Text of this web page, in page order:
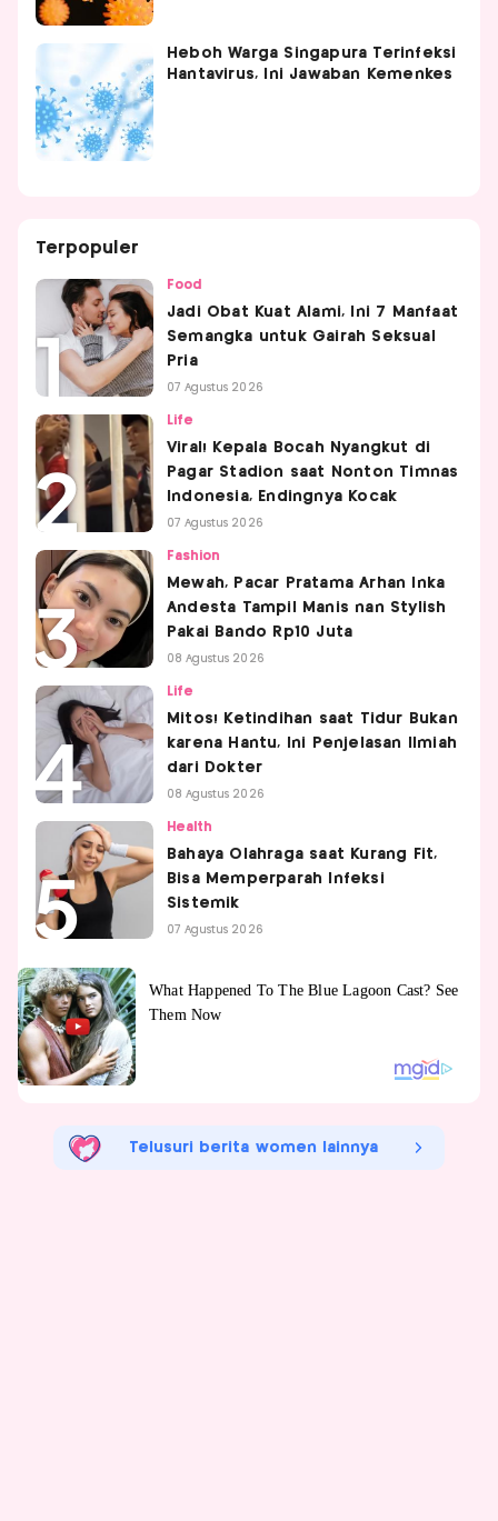
Heboh Warga Singapura Terinfeksi
Hantavirus, Ini Jawaban Kemenkes
Terpopuler
Food
Jadi Obat Kuat Alami, Ini 7 Manfaat
Semangka untuk Gairah Seksual
Pria
07 Agustus 2026
Life
Viral! Kepala Bocah Nyangkut di
Pagar Stadion saat Nonton Timnas
Indonesia, Endingnya Kocak
07 Agustus 2026
Fashion
Mewah, Pacar Pratama Arhan Inka
Andesta Tampil Manis nan Stylish
Pakai Bando Rp10 Juta
08 Agustus 2026
Life
Mitos! Ketindihan saat Tidur Bukan
karena Hantu, Ini Penjelasan Ilmiah
dari Dokter
08 Agustus 2026
Health
Bahaya Olahraga saat Kurang Fit,
Bisa Memperparah Infeksi
Sistemik
07 Agustus 2026
Telusuri berita women lainnya